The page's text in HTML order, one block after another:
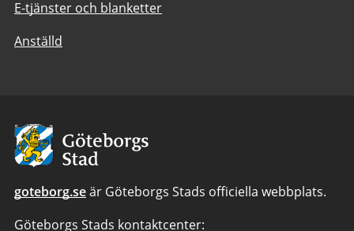
E-tjänster och blanketter
Anställd
Avsändare:
Göteborgs
Stad
goteborg.seär Göteborgs Stads officiella webbplats.
Göteborgs Stads kontaktcenter: